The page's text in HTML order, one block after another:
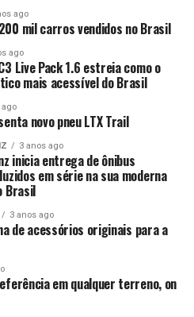
ago
mil carros vendidos no Brasil
ago
Live Pack 1.6 estreia como o
mais acessível do Brasil
ago
novo pneu LTX Trail
3 anos ago
inicia entrega de ônibus
em série na sua moderna
Brasil
3 anos ago
de acessórios originais para a
em qualquer terreno, on